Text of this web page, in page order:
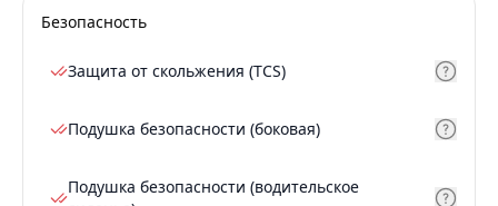
Безопасность
Защита от скольжения (TCS)
Подушка безопасности (боковая)
Подушка безопасности (водительское